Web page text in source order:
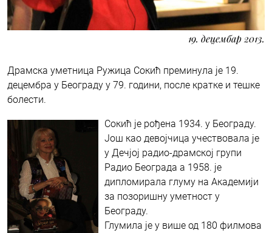
19. децембар 2013.
Драмска уметница Ружица Сокић преминула је 19.
децембра у Београду у 79. години, после кратке и тешке
болести.
Сокић је рођена 1934. у Београду.
Још као девојчица учествовала је
у Дечјој радио-драмској групи
Радио Београда а 1958. је
дипломирала глуму на Академији
за позоришну уметност у
Београду.
Глумила је у више од 180 филмова